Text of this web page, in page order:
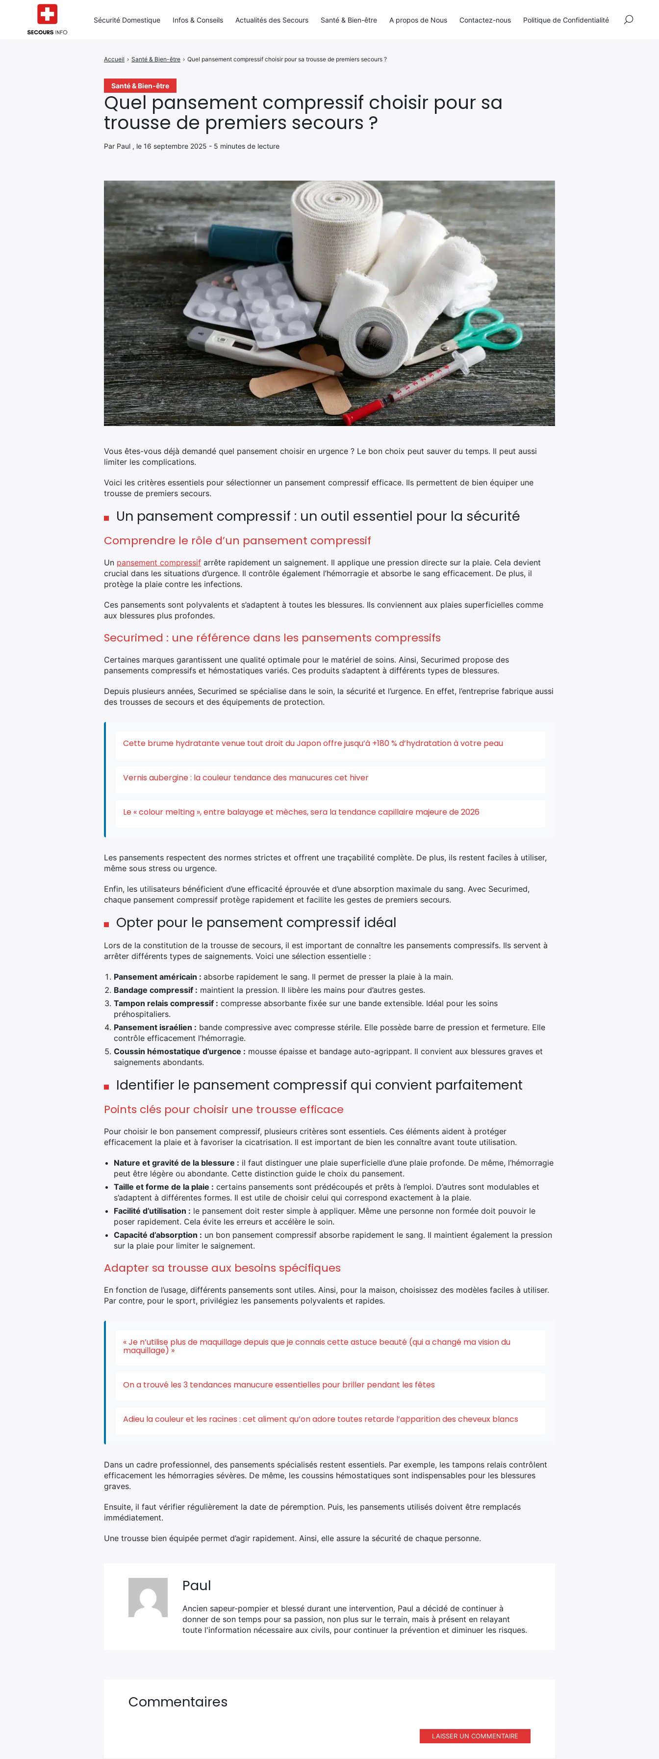
Santé & Bien-être
Quel pansement compressif choisir pour sa
trousse de premiers secours ?
Par Paul , le 16 septembre 2025 - 5 minutes de lecture
Accueil › Santé & Bien-être › Quel pansement compressif choisir pour sa trousse de premiers secours ?
Vous êtes-vous déjà demandé quel pansement choisir en urgence ? Le bon choix peut sauver du temps. Il peut aussi
limiter les complications.
Voici les critères essentiels pour sélectionner un pansement compressif efficace. Ils permettent de bien équiper une
trousse de premiers secours.
Un pansement compressif : un outil essentiel pour la sécurité
Comprendre le rôle d’un pansement compressif
Un pansement compressif arrête rapidement un saignement. Il applique une pression directe sur la plaie. Cela devient
crucial dans les situations d’urgence. Il contrôle également l’hémorragie et absorbe le sang efficacement. De plus, il
protège la plaie contre les infections.
Ces pansements sont polyvalents et s’adaptent à toutes les blessures. Ils conviennent aux plaies superficielles comme
aux blessures plus profondes.
Securimed : une référence dans les pansements compressifs
Certaines marques garantissent une qualité optimale pour le matériel de soins. Ainsi, Securimed propose des
pansements compressifs et hémostatiques variés. Ces produits s’adaptent à différents types de blessures.
Depuis plusieurs années, Securimed se spécialise dans le soin, la sécurité et l’urgence. En effet, l’entreprise fabrique aussi
des trousses de secours et des équipements de protection.
Cette brume hydratante venue tout droit du Japon offre jusqu’à +180 % d’hydratation à votre peau
Vernis aubergine : la couleur tendance des manucures cet hiver
Le « colour melting », entre balayage et mèches, sera la tendance capillaire majeure de 2026
Les pansements respectent des normes strictes et offrent une traçabilité complète. De plus, ils restent faciles à utiliser,
même sous stress ou urgence.
Enfin, les utilisateurs bénéficient d’une efficacité éprouvée et d’une absorption maximale du sang. Avec Securimed,
chaque pansement compressif protège rapidement et facilite les gestes de premiers secours.
Opter pour le pansement compressif idéal
Lors de la constitution de la trousse de secours, il est important de connaître les pansements compressifs. Ils servent à
arrêter différents types de saignements. Voici une sélection essentielle :
Pansement américain : absorbe rapidement le sang. Il permet de presser la plaie à la main.
Bandage compressif : maintient la pression. Il libère les mains pour d’autres gestes.
Tampon relais compressif : compresse absorbante fixée sur une bande extensible. Idéal pour les soins
préhospitaliers.
Pansement israélien : bande compressive avec compresse stérile. Elle possède barre de pression et fermeture. Elle
contrôle efficacement l’hémorragie.
Coussin hémostatique d’urgence : mousse épaisse et bandage auto-agrippant. Il convient aux blessures graves et
saignements abondants.
Identifier le pansement compressif qui convient parfaitement
Points clés pour choisir une trousse efficace
Pour choisir le bon pansement compressif, plusieurs critères sont essentiels. Ces éléments aident à protéger
efficacement la plaie et à favoriser la cicatrisation. Il est important de bien les connaître avant toute utilisation.
Nature et gravité de la blessure : il faut distinguer une plaie superficielle d’une plaie profonde. De même, l’hémorragie
peut être légère ou abondante. Cette distinction guide le choix du pansement.
Taille et forme de la plaie : certains pansements sont prédécoupés et prêts à l’emploi. D’autres sont modulables et
s’adaptent à différentes formes. Il est utile de choisir celui qui correspond exactement à la plaie.
Facilité d’utilisation : le pansement doit rester simple à appliquer. Même une personne non formée doit pouvoir le
poser rapidement. Cela évite les erreurs et accélère le soin.
Capacité d’absorption : un bon pansement compressif absorbe rapidement le sang. Il maintient également la pression
sur la plaie pour limiter le saignement.
Adapter sa trousse aux besoins spécifiques
En fonction de l’usage, différents pansements sont utiles. Ainsi, pour la maison, choisissez des modèles faciles à utiliser.
Par contre, pour le sport, privilégiez les pansements polyvalents et rapides.
« Je n’utilise plus de maquillage depuis que je connais cette astuce beauté (qui a changé ma vision du
maquillage) »
On a trouvé les 3 tendances manucure essentielles pour briller pendant les fêtes
Adieu la couleur et les racines : cet aliment qu’on adore toutes retarde l’apparition des cheveux blancs
Dans un cadre professionnel, des pansements spécialisés restent essentiels. Par exemple, les tampons relais contrôlent
efficacement les hémorragies sévères. De même, les coussins hémostatiques sont indispensables pour les blessures
graves.
Ensuite, il faut vérifier régulièrement la date de péremption. Puis, les pansements utilisés doivent être remplacés
immédiatement.
Une trousse bien équipée permet d’agir rapidement. Ainsi, elle assure la sécurité de chaque personne.
Paul
Ancien sapeur-pompier et blessé durant une intervention, Paul a décidé de continuer à
donner de son temps pour sa passion, non plus sur le terrain, mais à présent en relayant
toute l'information nécessaire aux civils, pour continuer la prévention et diminuer les risques.
Commentaires
LAISSER UN COMMENTAIRE
Sécurité Domestique Infos & Conseils Actualités des Secours Santé & Bien-être A propos de Nous Contactez-nous Politique de Confidentialité
Rechercher